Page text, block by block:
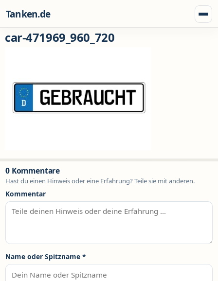
Tanken.de
car-471969_960_720
0 Kommentare
Hast du einen Hinweis oder eine Erfahrung? Teile sie mit anderen.
Kommentar
Name oder Spitzname *